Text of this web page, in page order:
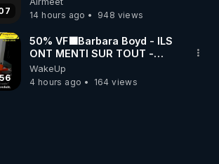
14 hours ago
948 views
50% VF🟩Barbara Boyd - ILS
ONT MENTI SUR TOUT -
Jocelyne Traduction
WakeUp
4 hours ago
164 views